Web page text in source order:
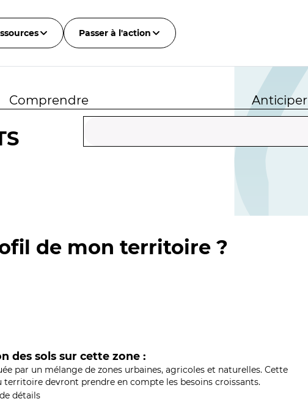
Passer à l'action
Comprendre Anticiper
de mon territoire ?
des sols sur cette zone :
par un mélange de zones urbaines, agricoles et naturelles. Cette
devront prendre en compte les besoins croissants.
détails